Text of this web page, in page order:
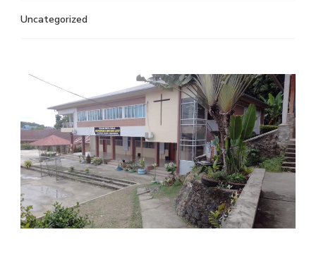
Uncategorized